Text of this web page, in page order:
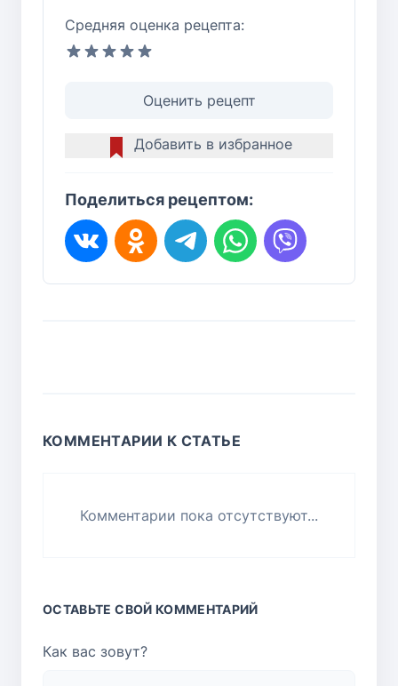
Средняя оценка рецепта:
Оценить рецепт
Добавить в избранное
Поделиться рецептом:
КОММЕНТАРИИ К СТАТЬЕ
Комментарии пока отсутствуют...
ОСТАВЬТЕ СВОЙ КОММЕНТАРИЙ
Как вас зовут?